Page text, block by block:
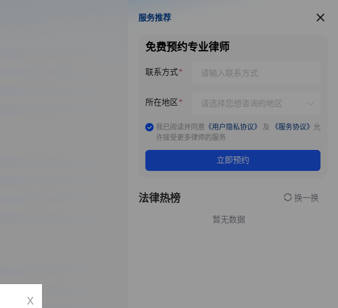
服务推荐
服务推荐
免费预约专业律师
联系方式
所在地区
我已阅读并同意 《用户隐私协议》 及 《服务协议》 允
许接受更多律师的服务
立即预约
法律热榜 换一换
暂无数据
x